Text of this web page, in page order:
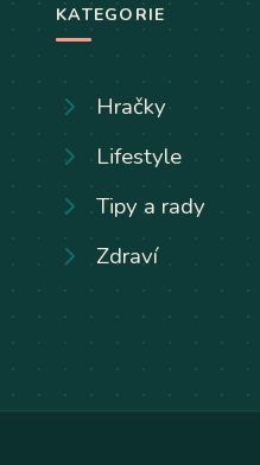
KATEGORIE
Hračky
Lifestyle
Tipy a rady
Zdraví